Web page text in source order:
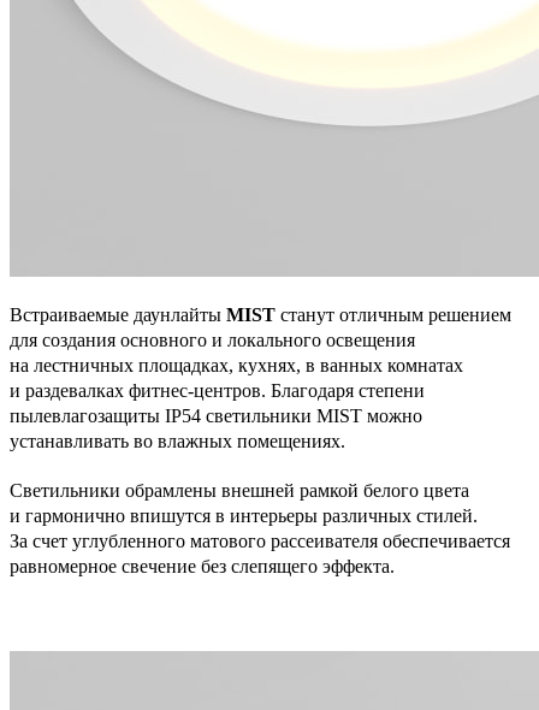
Встраиваемые даунлайты MIST станут отличным решением
для создания основного и локального освещения
на лестничных площадках, кухнях, в ванных комнатах
и раздевалках фитнес-центров. Благодаря степени
пылевлагозащиты IP54 светильники MIST можно
устанавливать во влажных помещениях.
Светильники обрамлены внешней рамкой белого цвета
и гармонично впишутся в интерьеры различных стилей.
За счет углубленного матового рассеивателя обеспечивается
равномерное свечение без слепящего эффекта.